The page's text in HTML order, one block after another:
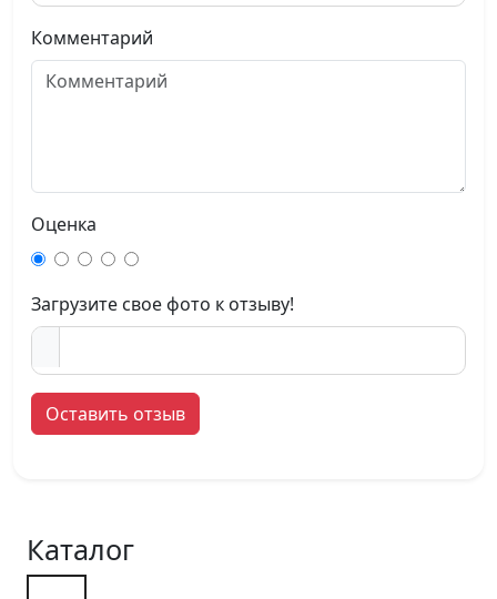
Комментарий
Оценка
Загрузите свое фото к отзыву!
Оставить отзыв
Каталог